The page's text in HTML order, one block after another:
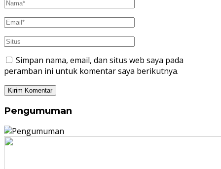
Simpan nama, email, dan situs web saya pada
peramban ini untuk komentar saya berikutnya.
Pengumuman